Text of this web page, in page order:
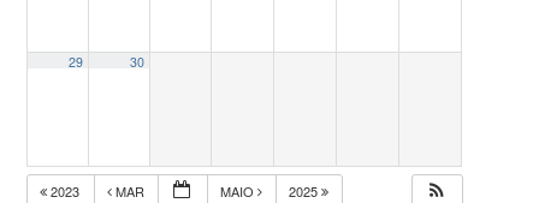
29 30
2023 MAR MAIO 2025